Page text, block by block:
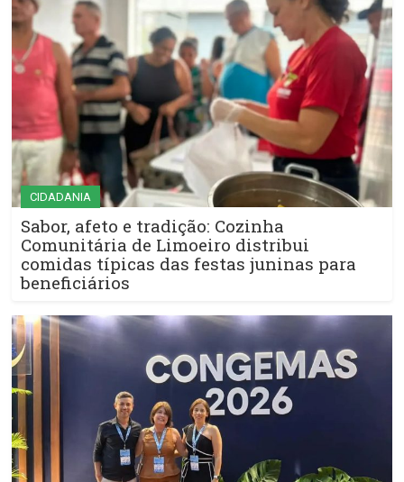
CIDADANIA
Sabor, afeto e tradição: Cozinha
Comunitária de Limoeiro distribui
comidas típicas das festas juninas para
beneficiários